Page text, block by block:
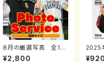
8月の厳選写真 全11
種（通常サイズ）
¥2,800
2025
98